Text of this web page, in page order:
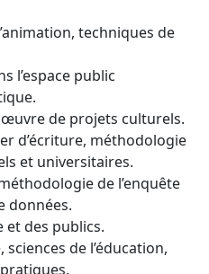
techniques de
l’espace public
de projets culturels.
d’écriture, méthodologie
et universitaires.
de l’enquête
données.
et des publics.
de l’éducation,